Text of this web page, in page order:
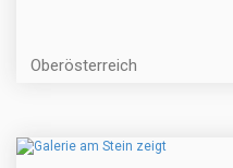
Oberösterreich